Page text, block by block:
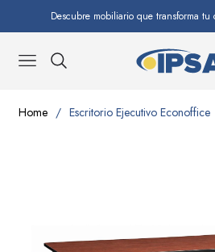
Descubre mobiliario que transforma tu
NAVIGATION
Home / Escritorio Ejecutivo Econoffice